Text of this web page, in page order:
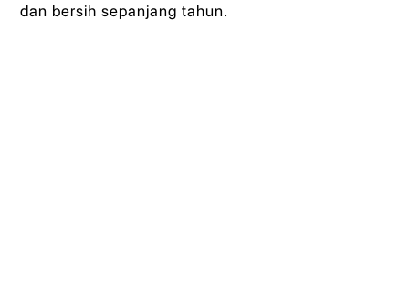
dan bersih sepanjang tahun.